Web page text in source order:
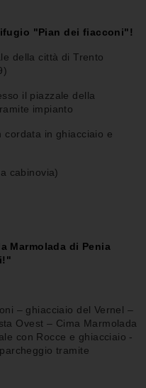
"Pian dei fiacconi"!
della città di Trento
il piazzale della
impianto
cordata in ghiacciaio e
cabinovia)
Marmolada di Penia
– ghiacciaio del Vernel –
Ovest – Cima Marmolada
con Rocce e ghiacciaio -
tramite